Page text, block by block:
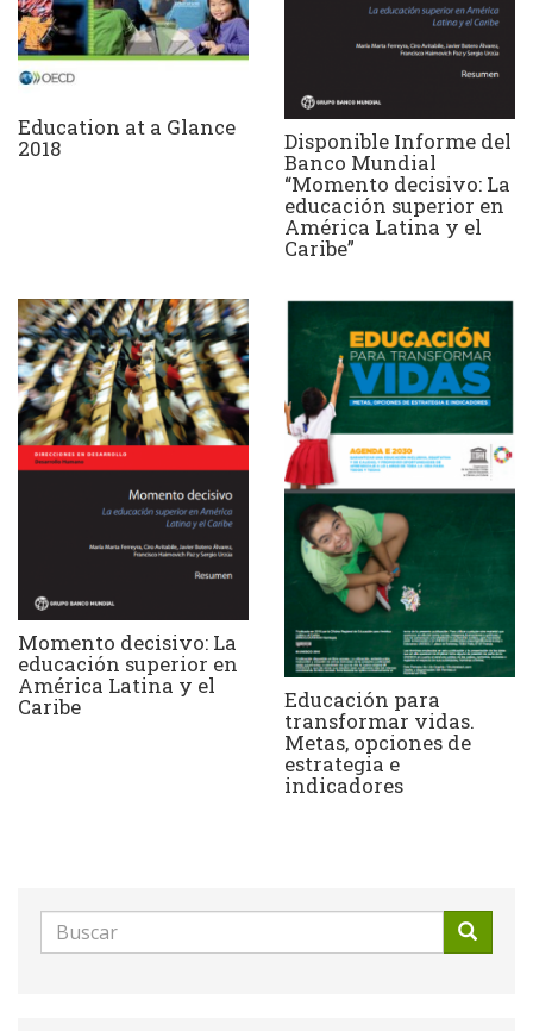
Education at a Glance
2018 Disponible Informe del
Banco Mundial
“Momento decisivo: La
educación superior en
América Latina y el
Caribe”
Momento decisivo: La
educación superior en
América Latina y el
Caribe Educación para
transformar vidas.
Metas, opciones de
estrategia e
indicadores
Formulario
de